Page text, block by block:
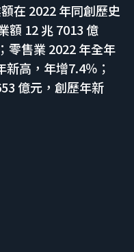
在 2022 年同創歷史
額 12 兆 7013 億
零售業 2022 年全年
高，年增7.4％；
億元，創歷年新